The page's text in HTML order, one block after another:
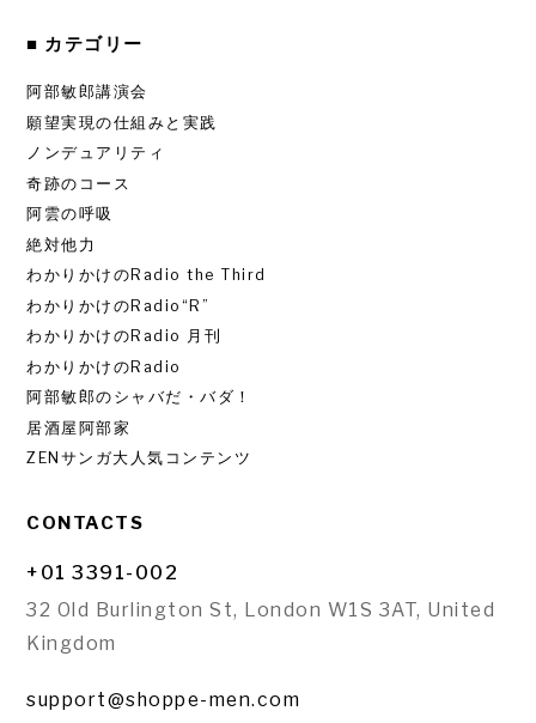
■ カテゴリー
阿部敏郎講演会
願望実現の仕組みと実践
ノンデュアリティ
奇跡のコース
阿雲の呼吸
絶対他力
わかりかけのRadio the Third
わかりかけのRadio“R”
わかりかけのRadio 月刊
わかりかけのRadio
阿部敏郎のシャバだ・バダ！
居酒屋阿部家
ZENサンガ大人気コンテンツ
CONTACTS
+01 3391-002
32 Old Burlington St, London W1S 3AT, United
Kingdom
support@shoppe-men.com